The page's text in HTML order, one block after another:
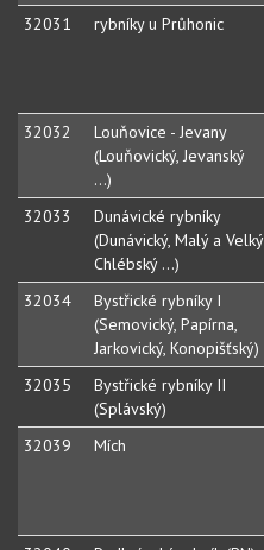
32031
rybníky u Průhonic
32032
Louňovice - Jevany
(Louňovický, Jevanský
...)
32033
Dunávické rybníky
(Dunávický, Malý a Velký
Chlébský ...)
32034
Bystřické rybníky I
(Semovický, Papírna,
Jarkovický, Konopišťský)
32035
Bystřické rybníky II
(Splávský)
32039
Mích